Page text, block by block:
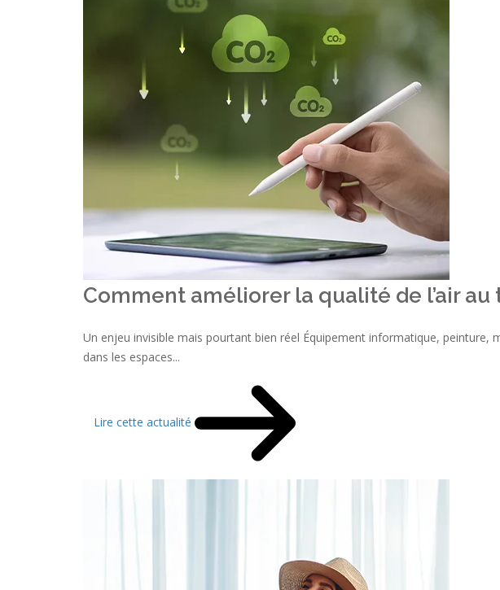
Comment améliorer la qualité de l’air au
Un enjeu invisible mais pourtant bien réel Équipement informatique,
dans les espaces...
Lire cette actualité